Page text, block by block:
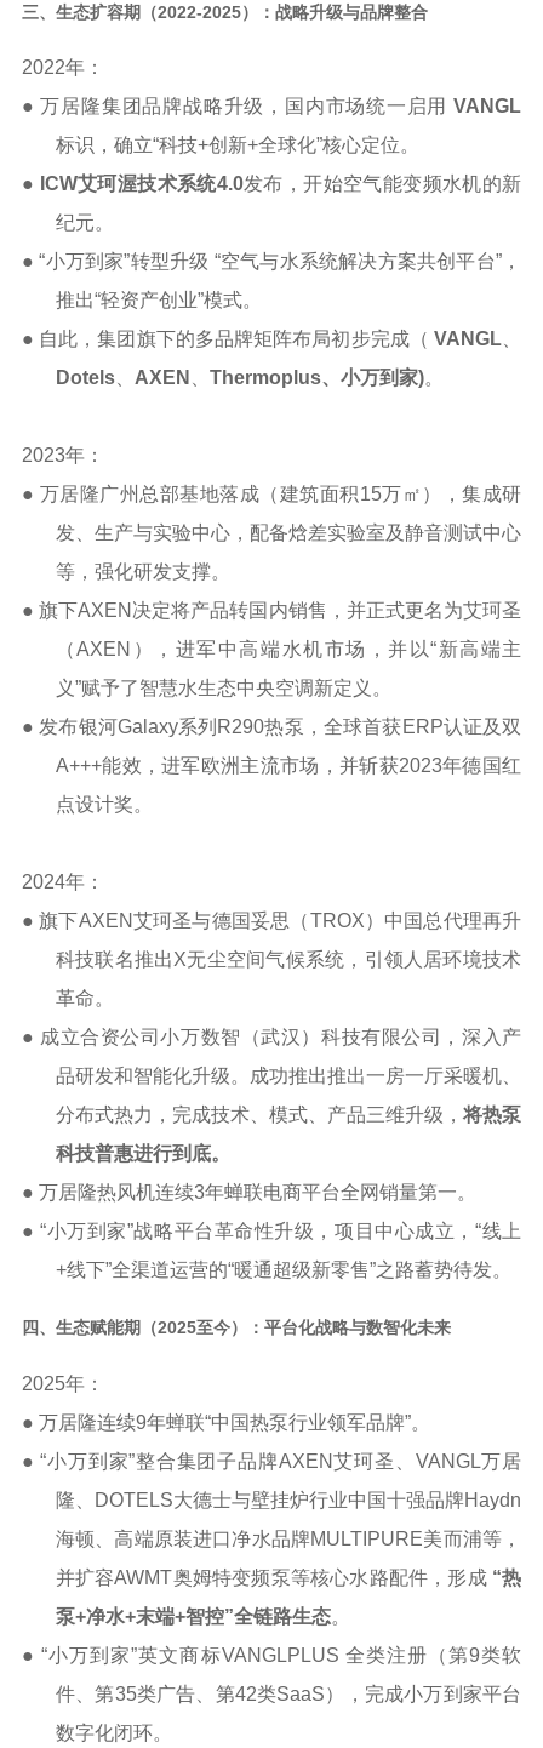
三、生态扩容期（2022-2025）：战略升级与品牌整合
2022年：
● 万居隆集团品牌战略升级，国内市场统一启用VANGL
标识，确立“科技+创新+全球化”核心定位。
● ICW艾珂渥技术系统4.0发布，开始空气能变频水机的新
纪元。
● “小万到家”转型升级 “空气与水系统解决方案共创平台”，
推出“轻资产创业”模式。
● 自此，集团旗下的多品牌矩阵布局初步完成（ VANGL
Dotels、 AXEN Thermoplus、 小万到家)。
2023年：
● 万居隆广州总部基地落成（建筑面积15万㎡），集成研
发、生产与实验中心，配备焓差实验室及静音测试中心
等，强化研发支撑。
● 旗下AXEN 决定将产品转国内销售，并正式更名为艾珂圣
（AXEN ） ，进军中高端水机市场，并以“新高端主
义”赋予了智慧水生态中央空调新定义。
● 发布银河Galaxy系列 R290热泵，全球首获ERP认证及双
A+++能效 ，进军欧洲主流市场，并斩获2023年德国红
点设计奖。
2024年：
●旗下AXEN艾珂圣与德国妥思（TROX）中国总代理再升
科技联名推出X无尘空间气候系统，引领人居环境技术
革命。
● 成立合资公司小万数智（武汉）科技有限公司，深入产
品研发和智能化升级。成功推出推出一房一厅采暖机、
分布式热力，完成技术、模式、产品三维升级，将热泵
科技普惠进行到底。
● 万居隆热风机连续3年蝉联电商平台全网销量第一。
● “小万到家”战略平台革命性升级，项目中心成立， “线上
+线下”全渠道运营的“暖通超级新零售”之路蓄势待发。
四、生态赋能期（2025至今）：平台化战略与数智化未来
2025年：
● 万居隆连续9年蝉联“中国热泵行业领军品牌”。
●“小万到家”整合集团子品牌AXEN艾珂圣、 VANGL万居
隆、
DOTELS大德士与壁挂炉行业中国十强品牌Haydn
海顿、高端原装进口净水品牌MULTIPURE美而浦等，
并扩容AWMT奥姆特变频泵等核心水路配件，形成 “热
泵+净水+末端+智控”全链路生态。
● “小万到家”英文商标VANGLPLUS 全类注册 （第9类软
件、第35类广告、第42类SaaS） ，完成小万到家平台
数字化闭环。